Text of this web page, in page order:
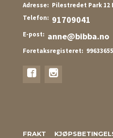
Adresse: Pilestredet Park 12
Telefon: 91709041
E-post: anne@bibba.no
Foretaksregisteret:
FRAKT